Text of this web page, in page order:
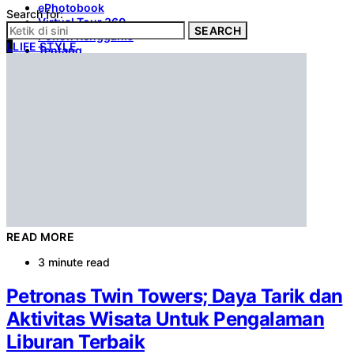
ePhotobook
Virtual Tour 360
Pohon Rengganis
Tentang
Search for:
SEARCH
LLIFE STYLE
READ MORE
3 minute read
Petronas Twin Towers; Daya Tarik dan
Aktivitas Wisata Untuk Pengalaman
Liburan Terbaik